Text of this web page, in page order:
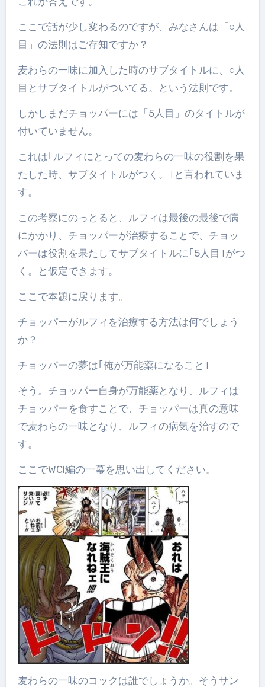
ここで話が少し変わるのですが、みなさんは「○人
目」の法則はご存知ですか？
麦わらの一味に加入した時のサブタイトルに、○人
目とサブタイトルがついてる。という法則です。
しかしまだチョッパーには「5人目」のタイトルが
付いていません。
これは｢ルフィにとっての麦わらの一味の役割を果
たした時、サブタイトルがつく。｣と言われていま
す。
この考察にのっとると、ルフィは最後の最後で病
にかかり、チョッパーが治療することで、チョッ
パーは役割を果たしてサブタイトルに｢5人目｣がつ
く。と仮定できます。
ここで本題に戻ります。
チョッパーがルフィを治療する方法は何でしょう
か？
チョッパーの夢は｢俺が万能薬になること｣
そう。チョッパー自身が万能薬となり、ルフィは
チョッパーを食すことで、チョッパーは真の意味
で麦わらの一味となり、ルフィの病気を治すので
す。
ここでWCI編の一幕を思い出してください。
麦わらの一味のコックは誰でしょうか。そうサン